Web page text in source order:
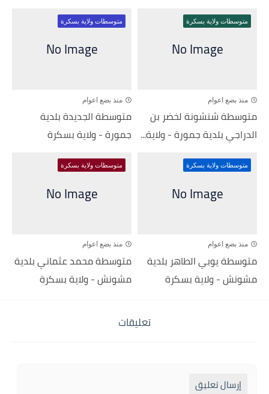
متوسطات ولاية بسكرة
منذ بضع اعوام
متوسطة شنشونة لخضر بن
الدراجي بلدية جمورة - ولاية...
متوسطات ولاية بسكرة
منذ بضع اعوام
متوسطة الجديدة بلدية
جمورة - ولاية بسكرة
متوسطات ولاية بسكرة
منذ بضع اعوام
متوسطة يوبي الطاهر بلدية
مشونش - ولاية بسكرة
متوسطات ولاية بسكرة
منذ بضع اعوام
متوسطة محمد عثماني بلدية
مشونش - ولاية بسكرة
تعليقات
إرسال تعليق